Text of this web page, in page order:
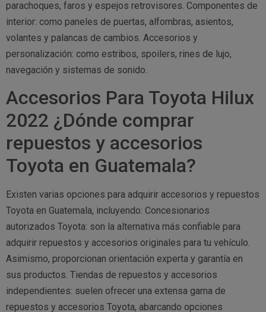
parachoques, faros y espejos retrovisores. Componentes de
interior: como paneles de puertas, alfombras, asientos,
volantes y palancas de cambios. Accesorios y
personalización: como estribos, spoilers, rines de lujo,
navegación y sistemas de sonido.
Accesorios Para Toyota Hilux
2022 ¿Dónde comprar
repuestos y accesorios
Toyota en Guatemala?
Existen varias opciones para adquirir accesorios y repuestos
Toyota en Guatemala, incluyendo: Concesionarios
autorizados Toyota: son la alternativa más confiable para
adquirir repuestos y accesorios originales para tu vehículo.
Asimismo, proporcionan orientación experta y garantía en
sus productos. Tiendas de repuestos y accesorios
independientes: suelen ofrecer una extensa gama de
repuestos y accesorios Toyota, abarcando opciones